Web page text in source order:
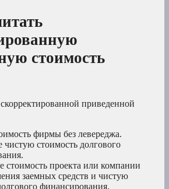
стоимость
приведенной
фирмы без левереджа.
чистую стоимость долгового
стоимость проекта или компании
заемных средств и чистую
финансирования.